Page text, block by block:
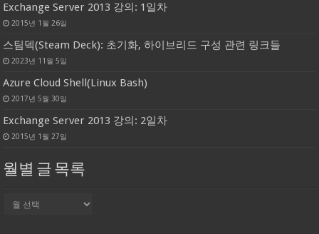
Exchange Server 2013 강의: 1일차
2015년 1월 26일
스팀덱(Steam Deck): 초기화, 하이브리드 구성 관련 링크들
2023년 11월 5일
Azure Cloud Shell(Linux Bash)
2017년 5월 30일
Exchange Server 2013 강의: 2일차
2015년 1월 27일
월별 글 목록